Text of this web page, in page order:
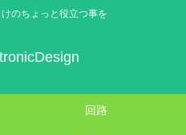
のちょっと役立つ事を
回路